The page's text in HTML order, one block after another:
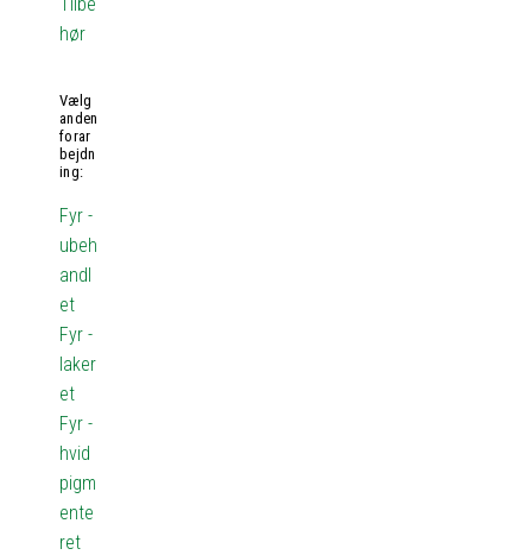
hør
Vælg
anden
forar
bejdn
ing:
Fyr -
ubeh
andl
et
Fyr -
laker
et
Fyr -
hvid
pigm
ente
ret